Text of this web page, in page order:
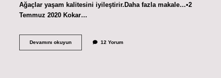
Ağaçlar yaşam kalitesini iyileştirir.Daha fazla makale…•2
Temmuz 2020 Kokar…
Devamını okuyunOsuruk
12 Yorum